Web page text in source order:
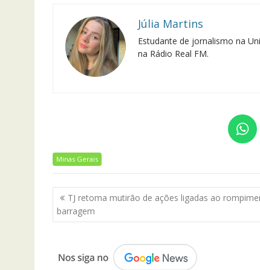
Júlia Martins
Estudante de jornalismo na
na Rádio Real FM.
Minas Gerais
Navegação
de
Post
TJ retoma mutirão de ações ligadas ao
barragem